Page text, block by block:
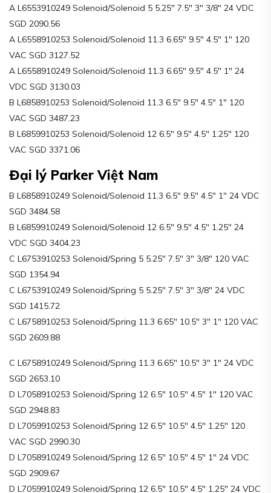
A L6553910249 Solenoid/Solenoid 5 5.25″ 7.5″ 3″ 3/8″ 24 VDC
SGD 2090.56
A L6558910253 Solenoid/Solenoid 11.3 6.65″ 9.5″ 4.5″ 1″ 120
VAC SGD 3127.52
A L6558910249 Solenoid/Solenoid 11.3 6.65″ 9.5″ 4.5″ 1″ 24
VDC SGD 3130.03
B L6858910253 Solenoid/Solenoid 11.3 6.5″ 9.5″ 4.5″ 1″ 120
VAC SGD 3487.23
B L6859910253 Solenoid/Solenoid 12 6.5″ 9.5″ 4.5″ 1.25″ 120
VAC SGD 3371.06
Đại lý Parker Việt Nam
B L6858910249 Solenoid/Solenoid 11.3 6.5″ 9.5″ 4.5″ 1″ 24 VDC
SGD 3484.58
B L6859910249 Solenoid/Solenoid 12 6.5″ 9.5″ 4.5″ 1.25″ 24
VDC SGD 3404.23
C L6753910253 Solenoid/Spring 5 5.25″ 7.5″ 3″ 3/8″ 120 VAC
SGD 1354.94
C L6753910249 Solenoid/Spring 5 5.25″ 7.5″ 3″ 3/8″ 24 VDC
SGD 1415.72
C L6758910253 Solenoid/Spring 11.3 6.65″ 10.5″ 3″ 1″ 120 VAC
SGD 2609.88
C L6758910249 Solenoid/Spring 11.3 6.65″ 10.5″ 3″ 1″ 24 VDC
SGD 2653.10
D L7058910253 Solenoid/Spring 12 6.5″ 10.5″ 4.5″ 1″ 120 VAC
SGD 2948.83
D L7059910253 Solenoid/Spring 12 6.5″ 10.5″ 4.5″ 1.25″ 120
VAC SGD 2990.30
D L7058910249 Solenoid/Spring 12 6.5″ 10.5″ 4.5″ 1″ 24 VDC
SGD 2909.67
D L7059910249 Solenoid/Spring 12 6.5″ 10.5″ 4.5″ 1.25″ 24 VDC